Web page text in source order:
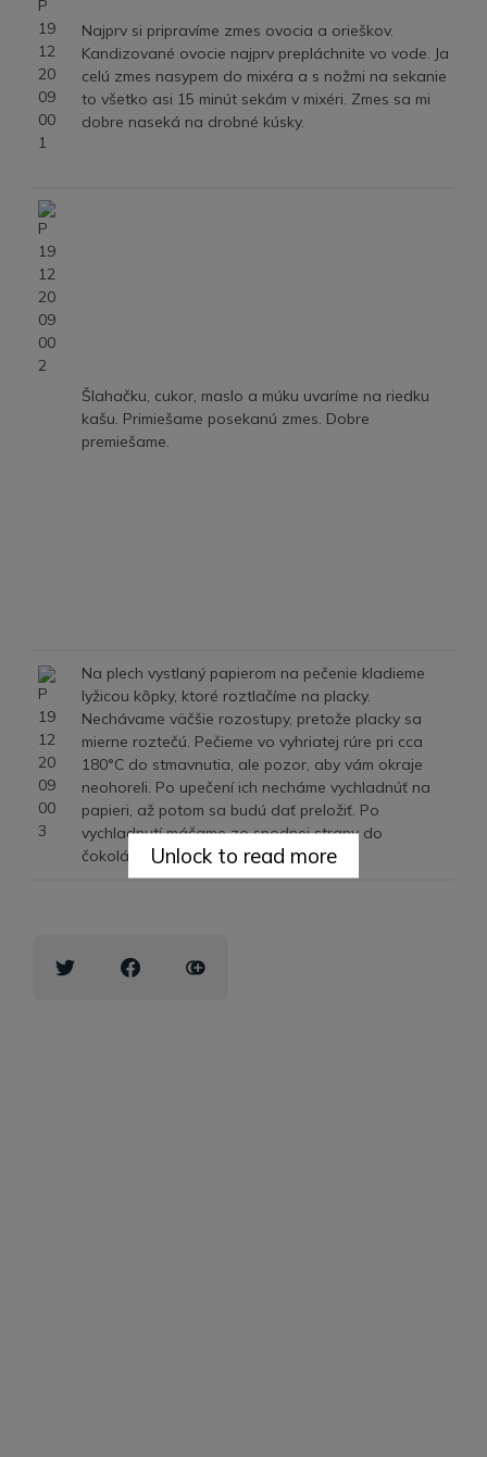
Najprv si pripravíme zmes ovocia a orieškov.
Kandizované ovocie najprv prepláchnite vo vode. Ja
celú zmes nasypem do mixéra a s nožmi na sekanie
to všetko asi 15 minút sekám v mixéri. Zmes sa mi
dobre naseká na drobné kúsky.
Šlahačku, cukor, maslo a múku uvaríme na riedku
kašu. Primiešame posekanú zmes. Dobre
premiešame.
Na plech vystlaný papierom na pečenie kladieme
lyžicou kôpky, ktoré roztlačíme na placky.
Nechávame väčšie rozostupy, pretože placky sa
mierne roztečú. Pečieme vo vyhriatej rúre pri cca
180°C do stmavnutia, ale pozor, aby vám okraje
neohoreli. Po upečení ich necháme vychladnúť na
papieri, až potom sa budú dať preložiť. Po
vychladnutí máčame zo spodnej strany do
čokolády.
Unlock to read more